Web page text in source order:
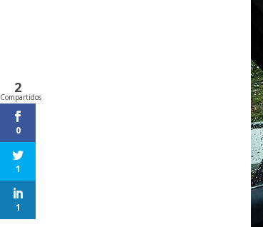
2
Compartidos
0
1
1